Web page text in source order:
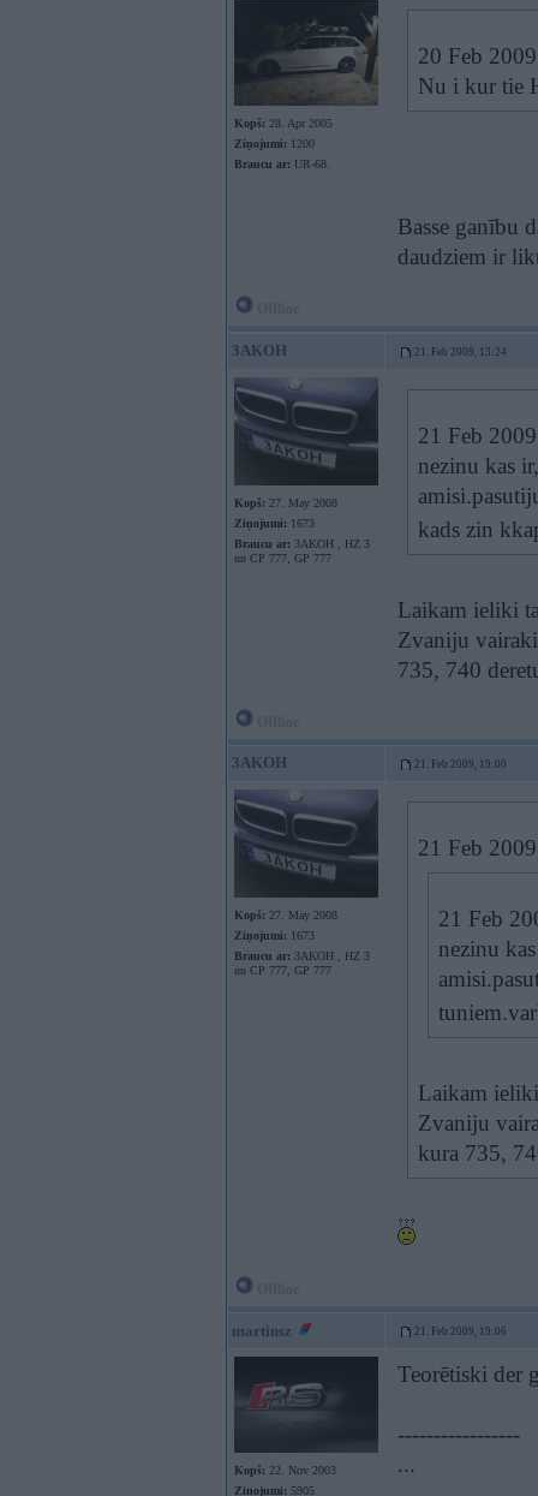
Kopš: 28. Apr 2005
Ziņojumi: 1200
Braucu ar: UR-68.
20 Feb
Nu i kur tie
Basse ganību
daudziem ir
3AKOH 21. Feb 2009, 13:24
Kopš: 27. May 2008
Ziņojumi: 1673
Braucu ar: 3AKOH , HZ 3
un CP 777, GP 777
21 Feb
nezinu kas
kads zin
Laikam ieliki
Zvaniju
735, 740
3AKOH 21. Feb 2009, 19:00
Kopš: 27. May 2008
Ziņojumi: 1673
Braucu ar: 3AKOH , HZ 3
un CP 777, GP 777
21 Feb
21 Feb
nezinu
Laikam
Zvaniju
kura 735,
martinsz 21. Feb 2009, 19:06
Kopš: 22. Nov 2003
Ziņojumi: 5905
Teorētiski der
-----------------
...